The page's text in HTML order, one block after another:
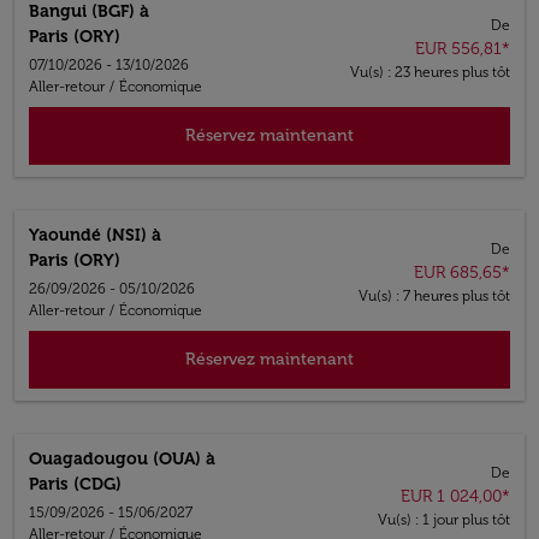
Bangui (BGF) à
Paris (ORY)
07/10/2026 - 13/10/2026
Aller-retour / Économique
De
EUR 556,81*
Vu(s) : 23 heures plus tôt
Réservez maintenant
Yaoundé (NSI) à
Paris (ORY)
26/09/2026 - 05/10/2026
Aller-retour / Économique
De
EUR 685,65*
Vu(s) : 7 heures plus tôt
Réservez maintenant
Ouagadougou (OUA) à
Paris (CDG)
15/09/2026 - 15/06/2027
Aller-retour / Économique
De
EUR 1 024,00*
Vu(s) : 1 jour plus tôt